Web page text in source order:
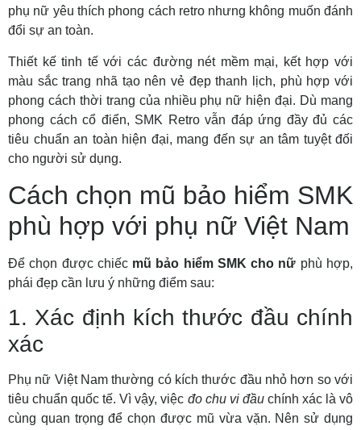
phụ nữ yêu thích phong cách retro nhưng không muốn đánh
đổi sự an toàn.
Thiết kế tinh tế với các đường nét mềm mại, kết hợp với
màu sắc trang nhã tạo nên vẻ đẹp thanh lịch, phù hợp với
phong cách thời trang của nhiều phụ nữ hiện đại. Dù mang
phong cách cổ điển, SMK Retro vẫn đáp ứng đầy đủ các
tiêu chuẩn an toàn hiện đại, mang đến sự an tâm tuyệt đối
cho người sử dụng.
Cách chọn mũ bảo hiểm SMK
phù hợp với phụ nữ Việt Nam
Để chọn được chiếc mũ bảo hiểm SMK cho nữ phù hợp,
phái đẹp cần lưu ý những điểm sau:
1. Xác định kích thước đầu chính
xác
Phụ nữ Việt Nam thường có kích thước đầu nhỏ hơn so với
tiêu chuẩn quốc tế. Vì vậy, việc đo chu vi đầuchính xác là vô
cùng quan trọng để chọn được mũ vừa vặn. Nên sử dụng